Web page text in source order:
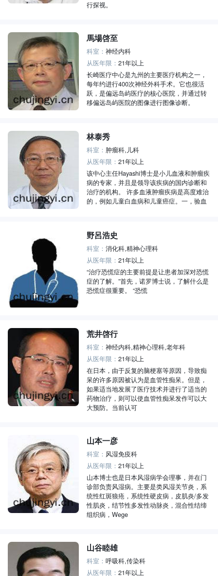
行探视。
馬場啓至
科室：神经内科
从医年限：21年以上
长崎医疗中心是九州的主要医疗机构之一，
每年约进行400次神经外科手术。它也很活
跃，是偏远岛屿医疗的核心医院，并通过转
移偏远岛屿医院的图像进行图像诊断。
林泰秀
科室： 肿瘤科,儿科
从医年限：21年以上
该中心主任Hayashi博士是小儿血液和肿瘤疾
病的专家，并且是领导该疾病的国内诊断和
治疗的机构。 许多血液肿瘤疾病是高度难治
的，例如儿童白血病和儿童癌症。一，验血
野呂浩史
科室：消化科,精神心理科
从医年限：21年以上
“治疗恐慌症的主要前提是让患者加深对恐慌
症的了解。”首先，诺罗博士说，了解什么是
恐慌症很重要。 “恐慌
荒井啓行
科室：神经内科,精神心理科,老年科
从医年限：21年以上
在日本，由于反复的脑梗塞等原因，导致痴
呆的许多原因被认为是血管性痴呆。但是，
如果适当地发展了医疗技术并进行了适当的
药物治疗，则可以使血管性痴呆发作可以大
大预防。当前认可
山本一彦
科室： 风湿免疫科
从医年限：21年以上
山本博士也是日本风湿病学会理事，并在门
诊部负责风湿病。主要是类风湿关节炎，系
统性红斑狼疮，系统性硬皮病，皮肌炎/多发
性肌炎，结节性多发性动脉炎，混合性结缔
组织病，Wege
山谷睦雄
科室：呼吸科,传染科
从医年限：21年以上